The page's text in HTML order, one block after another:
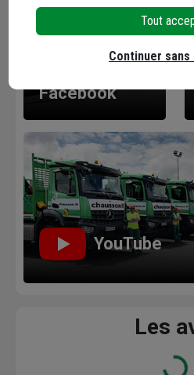
Facebook
YouTube
Les
Tout
Continuer